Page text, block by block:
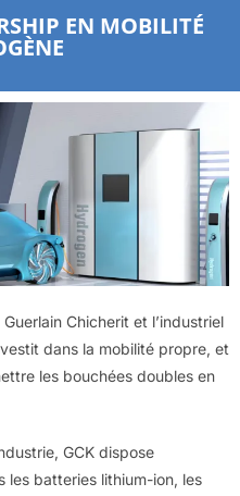
EN MOBILITÉ
Chicherit et l’industriel
dans la mobilité propre, et
les bouchées doubles en
GCK dispose
les batteries lithium-ion, les